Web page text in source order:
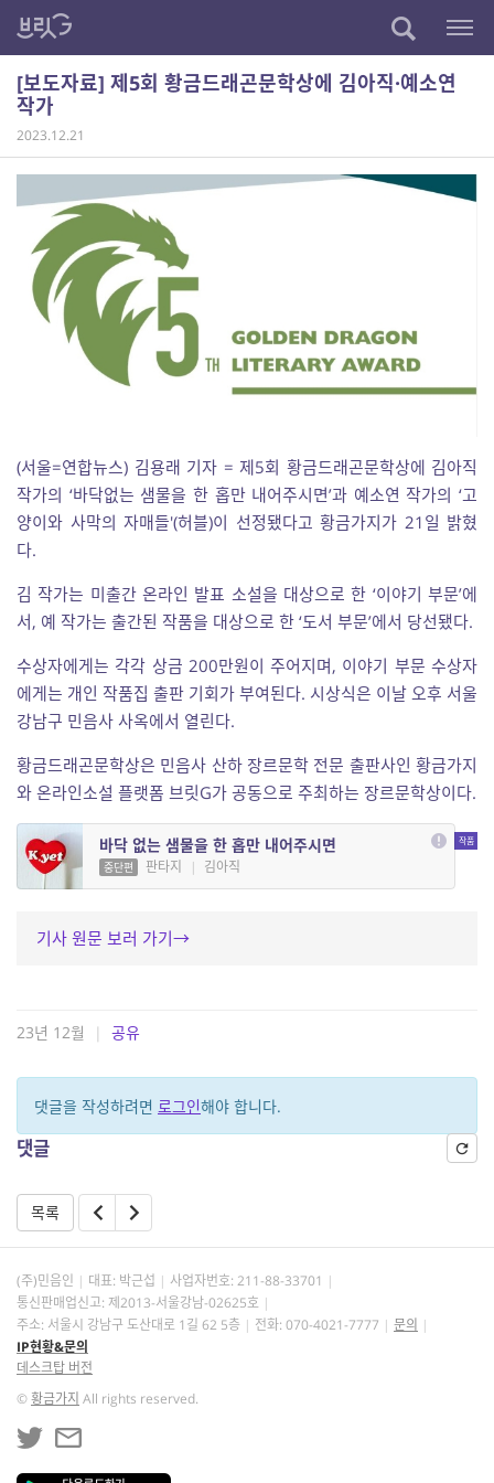
[보도자료] 제5회 황금드래곤문학상에 김아직·예소연
작가
2023.12.21
(서울=연합뉴스) 김용래 기자 = 제5회 황금드래곤문학상에 김아직
작가의 ‘바닥없는 샘물을 한 홉만 내어주시면’과 예소연 작가의 ‘고
양이와 사막의 자매들'(허블)이 선정됐다고 황금가지가 21일 밝혔
다.
김 작가는 미출간 온라인 발표 소설을 대상으로 한 ‘이야기 부문’에
서, 예 작가는 출간된 작품을 대상으로 한 ‘도서 부문’에서 당선됐다.
수상자에게는 각각 상금 200만원이 주어지며, 이야기 부문 수상자
에게는 개인 작품집 출판 기회가 부여된다. 시상식은 이날 오후 서울
강남구 민음사 사옥에서 열린다.
황금드래곤문학상은 민음사 산하 장르문학 전문 출판사인 황금가지
와 온라인소설 플랫폼 브릿G가 공동으로 주최하는 장르문학상이다.
바닥 없는 샘물을 한 홉만 내어주시면
중단편 판타지 | 김아직
기사 원문 보러 가기→
23년 12월 | 공유
댓글을 작성하려면 로그인해야 합니다.
댓글
목록
(주)민음인 대표: 박근섭 사업자번호: 211-88-33701
통신판매업신고: 제2013-서울강남-02625호
주소: 서울시 강남구 도산대로 1길 62 5층
전화: 070-4021-7777
문의
IP현황&문의
데스크탑 버전
©황금가지 All rights reserved.